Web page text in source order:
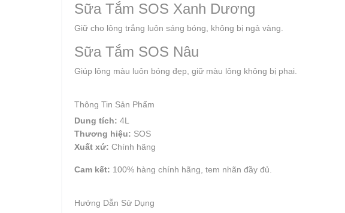
Sữa Tắm SOS Xanh Dương
Giữ cho lông trắng luôn sáng bóng, không bị ngả vàng.
Sữa Tắm SOS Nâu
Giúp lông màu luôn bóng đẹp, giữ màu lông không bị phai.
Thông Tin Sản Phẩm
Dung tích: 4L
Thương hiệu: SOS
Xuất xứ: Chính hãng
Cam kết: 100% hàng chính hãng, tem nhãn đầy đủ.
Hướng Dẫn Sử Dụng